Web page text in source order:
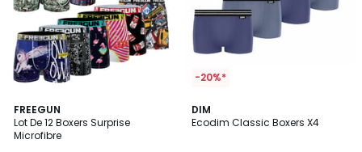
FREEGUN
Lot De 12 Boxers Surprise
Microfibre
4
/
5
-20%*
DIM
Ecodim Classic Boxers X4